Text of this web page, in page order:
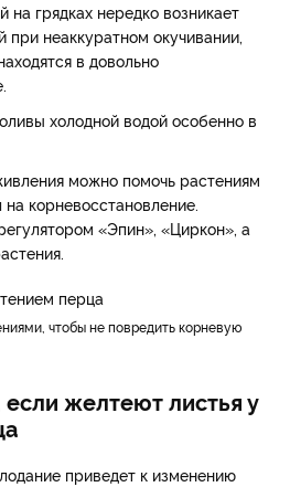
на грядках нередко возникает
при неаккуратном окучивании,
в довольно
холодной водой особенно в
можно помочь растениям
корневосстановление.
«Эпин», «Циркон», а
желтеют листья у
приведет к изменению